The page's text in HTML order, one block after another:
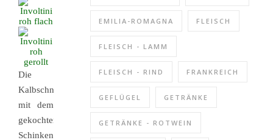
Die
Kalbschnitzel
mit dem
gekochten
Schinken
EMILIA-ROMAGNA FLEISCH
FLEISCH - LAMM
FLEISCH - RIND FRANKREICH
GEFLÜGEL GETRÄNKE
GETRÄNKE - ROTWEIN